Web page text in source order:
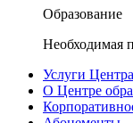
Образование
Необходимая
Услуги
О Центре